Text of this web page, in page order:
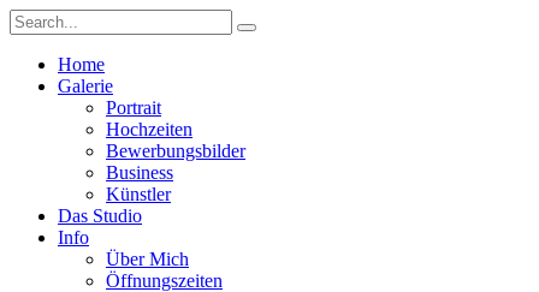
Home
Galerie
Portrait
Hochzeiten
Bewerbungsbilder
Business
Künstler
Das Studio
Info
Über Mich
Öffnungszeiten